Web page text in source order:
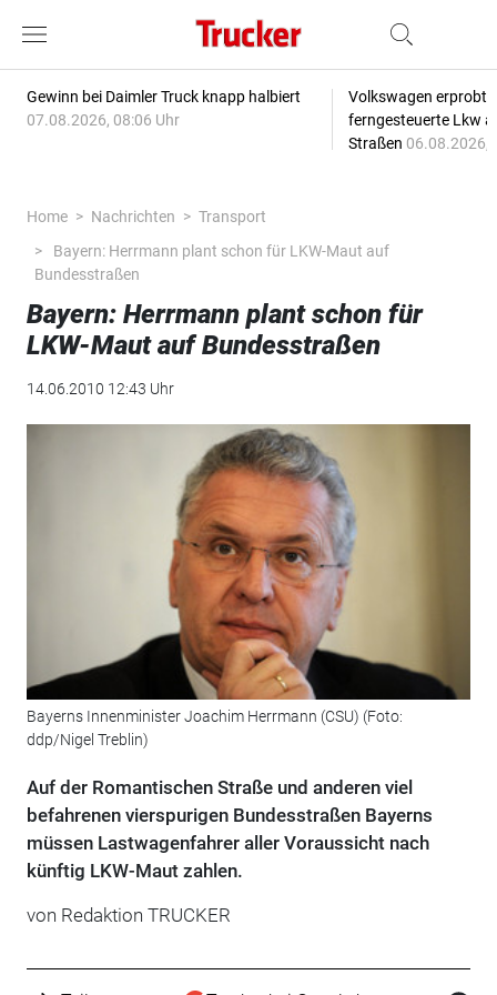
Gewinn bei Daimler Truck knapp halbiert
07.08.2026, 08:06 Uhr
Volkswagen erprobt
ferngesteuerte Lkw
Straßen 06.08.2026,
Home Nachrichten
Transport
Bayern: Herrmann plant schon für LKW-Maut auf
Bundesstraßen
Bayern: Herrmann plant schon für
LKW-Maut auf Bundesstraßen
14.06.2010 12:43 Uhr
Bayerns Innenminister Joachim Herrmann (CSU) (Foto:
ddp/Nigel Treblin)
Auf der Romantischen Straße und anderen viel
befahrenen vierspurigen Bundesstraßen Bayerns
müssen Lastwagenfahrer aller Voraussicht nach
künftig LKW-Maut zahlen.
von Redaktion TRUCKER